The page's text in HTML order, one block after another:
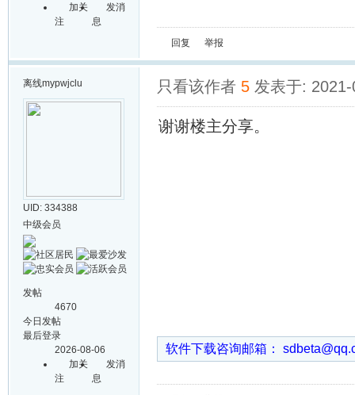
加关
注
发消
息
回复 举报
离线mypwjclu
UID: 334388
中级会员
发帖
4670
今日发帖
最后登录
2026-08-06
加关
注
发消
息
只看该作者 5 发表于:
谢谢楼主分享。
软件下载咨询邮箱：